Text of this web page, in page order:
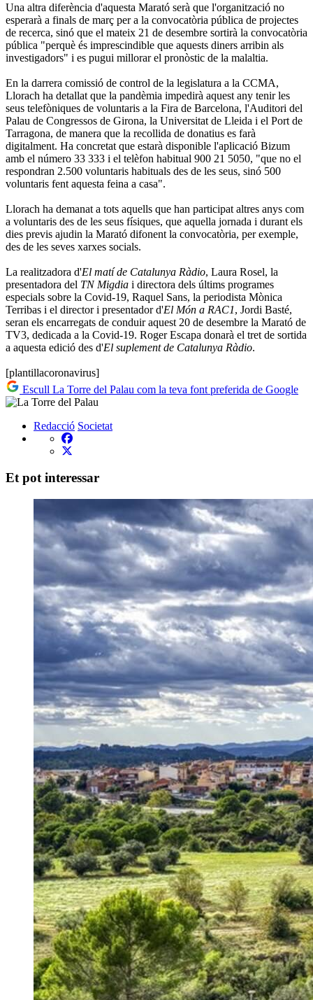
Una altra diferència d'aquesta Marató serà que l'organització no
esperarà a finals de març per a la convocatòria pública de projectes
de recerca, sinó que el mateix 21 de desembre sortirà la convocatòria
pública "perquè és imprescindible que aquests diners arribin als
investigadors" i es pugui millorar el pronòstic de la malaltia.
En la darrera comissió de control de la legislatura a la CCMA,
Llorach ha detallat que la pandèmia impedirà aquest any tenir les
seus telefòniques de voluntaris a la Fira de Barcelona, l'Auditori del
Palau de Congressos de Girona, la Universitat de Lleida i el Port de
Tarragona, de manera que la recollida de donatius es farà
digitalment. Ha concretat que estarà disponible l'aplicació Bizum
amb el número 33 333 i el telèfon habitual 900 21 5050, "que no el
respondran 2.500 voluntaris habituals des de les seus, sinó 500
voluntaris fent aquesta feina a casa".
Llorach ha demanat a tots aquells que han participat altres anys com
a voluntaris des de les seus físiques, que aquella jornada i durant els
dies previs ajudin la Marató difonent la convocatòria, per exemple,
des de les seves xarxes socials.
La realitzadora d'El matí de Catalunya Ràdio, Laura Rosel, la
presentadora del TN Migdia i directora dels últims programes
especials sobre la Covid-19, Raquel Sans, la periodista Mònica
Terribas i el director i presentador d'El Món a RAC1, Jordi Basté,
seran els encarregats de conduir aquest 20 de desembre la Marató de
TV3, dedicada a la Covid-19. Roger Escapa donarà el tret de sortida
a aquesta edició des d'El suplement de Catalunya Ràdio.
[plantillacoronavirus]
Escull La Torre del Palau com la teva font preferida de Google
Redacció Societat
Et pot interessar